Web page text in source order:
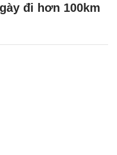
đi hơn 100km